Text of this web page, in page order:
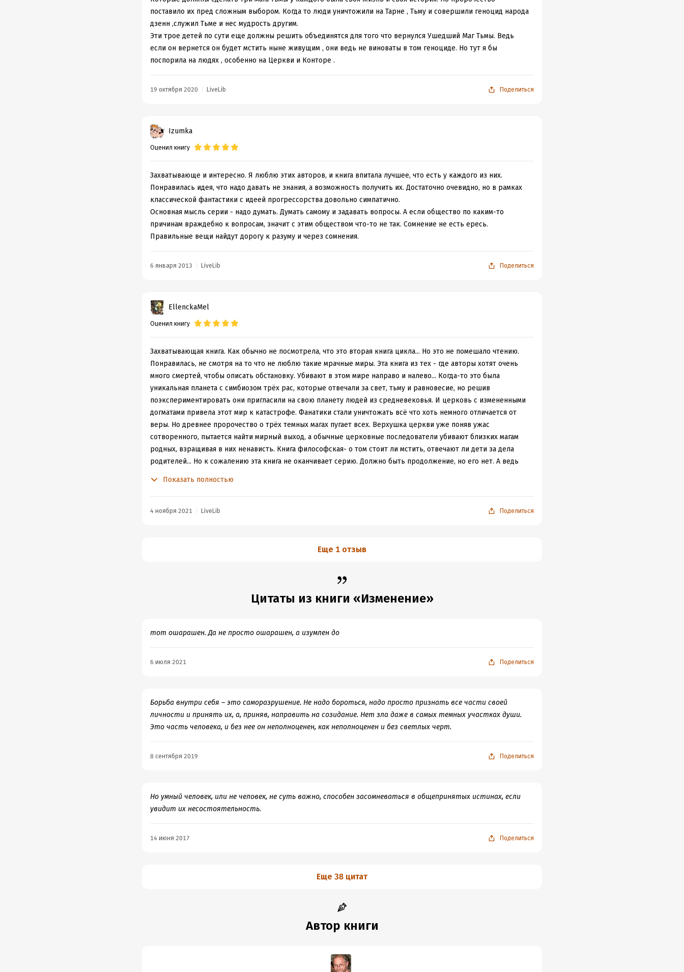
поставило их пред сложным выбором. Когда то люди уничтожили на Тарне , Тьму и совершили геноцид народа
дзенн ,служил Тьме и нес мудрость другим.
Эти трое детей по сути еще должны решить объединятся для того что вернулся Ушедший Маг Тьмы. Ведь
если он вернется он будет мстить ныне живущим , они ведь не виноваты в том геноциде. Но тут я бы
поспорила на людях , особенно на Церкви и Конторе .
19 октября 2020 LiveLib Поделиться
Izumka
Оценил книгу
Захватывающе и интересно. Я люблю этих авторов, и книга впитала лучшее, что есть у каждого из них.
Понравилась идея, что надо давать не знания, а возможность получить их. Достаточно очевидно, но в рамках
классической фантастики с идеей прогрессорства довольно симпатично.
Основная мысль серии - надо думать. Думать самому и задавать вопросы. А если общество по каким-то
причинам враждебно к вопросам, значит с этим обществом что-то не так. Сомнение не есть ересь.
Правильные вещи найдут дорогу к разуму и через сомнения.
6 января 2013 LiveLib Поделиться
EllenckaMel
Оценил книгу
Захватывающая книга. Как обычно не посмотрела, что это вторая книга цикла... Но это не помешало чтению.
Понравилась, не смотря на то что не люблю такие мрачные миры. Эта книга из тех - где авторы хотят очень
много смертей, чтобы описать обстановку. Убивают в этом мире направо и налево... Когда-то это была
уникальная планета с симбиозом трёх рас, которые отвечали за свет, тьму и равновесие, но решив
поэкспериментировать они пригласили на свою планету людей из средневековья. И церковь с измененными
догматами привела этот мир к катастрофе. Фанатики стали уничтожать всё что хоть немного отличается от
веры. Но древнее пророчество о трёх темных магах пугает всех. Верхушка церкви уже поняв ужас
сотворенного, пытается найти мирный выход, а обычные церковные последователи убивают близких магам
родных, взращивая в них ненависть. Книга философская- о том стоит ли мстить, отвечают ли дети за дела
родителей... Но к сожалению эта книга не оканчивает серию. Должно быть продолжение, но его нет. А ведь
Показать полностью
4 ноября 2021 LiveLib Поделиться
Еще 1 отзыв
Цитаты из книги «Изменение»
тот ошарашен. Да не просто ошарашен, а изумлен до
6 июля 2021 Поделиться
Борьба внутри себя – это саморазрушение. Не надо бороться, надо просто признать все части своей
личности и принять их, а, приняв, направить на созидание. Нет зла даже в самых темных участках души.
Это часть человека, и без нее он неполноценен, как неполноценен и без светлых черт.
8 сентября 2019 Поделиться
Но умный человек, или не человек, не суть важно, способен засомневаться в общепринятых истинах, если
увидит их несостоятельность.
14 июня 2017 Поделиться
Еще 38 цитат
Автор книги